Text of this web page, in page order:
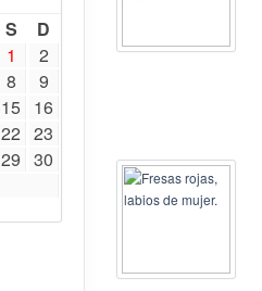
S
D
1
2
8
9
15 16
22 23
29 30